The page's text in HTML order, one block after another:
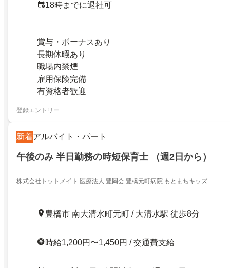
18時までに退社可
賞与・ボーナスあり
長期休暇あり
職場内禁煙
雇用保険完備
有資格者歓迎
登録エントリー
新着アルバイト・パート
午後のみ 半日勤務の時短保育士 （週2日から）
株式会社トットメイト 医療法人 豊岡会 豊橋元町病院 もとまちキッズ
豊橋市 南大清水町元町 / 大清水駅 徒歩8分
時給1,200円〜1,450円 / 交通費支給